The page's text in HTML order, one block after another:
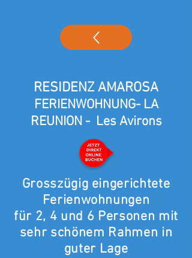
RESIDENZ AMAROSA
FERIENWOHNUNG- LA
REUNION - Les Avirons
Grosszügig eingerichtete
Ferienwohnungen
für 2, 4 und 6 Personen mit
sehr schönem Rahmen in
guter Lage